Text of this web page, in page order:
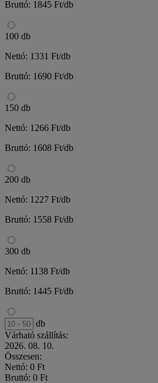
Bruttó: 1845 Ft/db
100 db
Nettó: 1331 Ft/db
Bruttó: 1690 Ft/db
150 db
Nettó: 1266 Ft/db
Bruttó: 1608 Ft/db
200 db
Nettó: 1227 Ft/db
Bruttó: 1558 Ft/db
300 db
Nettó: 1138 Ft/db
Bruttó: 1445 Ft/db
db
Várható szállítás:
2026. 08. 10.
Összesen:
Nettó: 0 Ft
Bruttó: 0 Ft